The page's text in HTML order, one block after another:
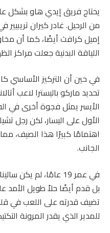
يحتاج فريق إيدي هاو بشكل
من الرحيل. غادر كيران
إميل كرافث أيضًا، كما أن
اللياقة البدنية جعلت مراكز
في حين أن التركيز الأساسي
تحديد ماركو باليسترا لاعب
الأيسر يمثل فجوة أخرى في
الأول على اليسار، لكن رجل
اهتمامًا كبيرًا هذا الصيف،
الجانب.
في عمر 19 عامًا، لم
بل قدم أيضًا حلاً طويل الأمد
تضيف قدرته على اللعب في
للمدير الذي يقدر المرونة